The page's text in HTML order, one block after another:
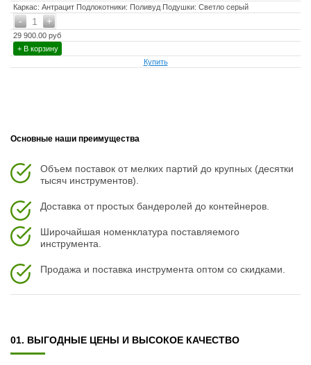
Каркас: Антрацит Подлокотники: Поливуд Подушки: Светло серый
+
- 1
29 900.00 руб
+ В корзину
Купить
Основные наши преимущества
Объем поставок от мелких партий до крупных (десятки
тысяч инструментов).
Доставка от простых бандеролей до контейнеров.
Широчайшая номенклатура поставляемого
инструмента.
Продажа и поставка инструмента оптом со скидками.
01. ВЫГОДНЫЕ ЦЕНЫ И ВЫСОКОЕ КАЧЕСТВО